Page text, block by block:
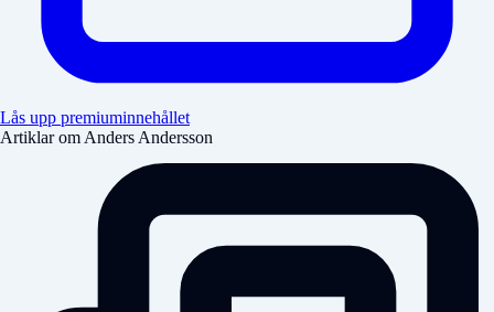
Lås upp premiuminnehållet
Artiklar om Anders Andersson